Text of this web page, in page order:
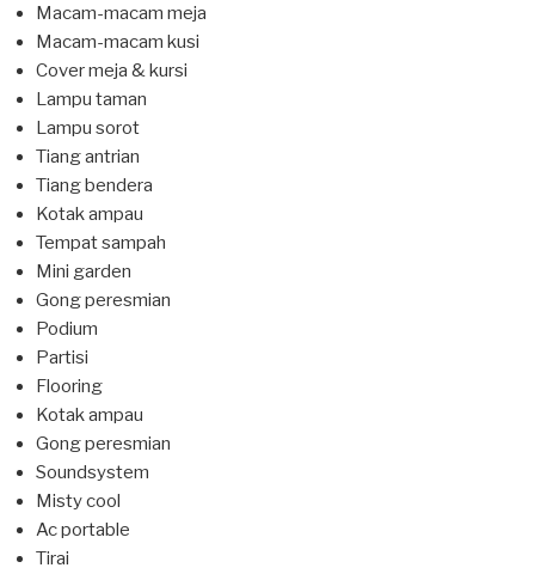
Macam-macam meja
Macam-macam kusi
Cover meja & kursi
Lampu taman
Lampu sorot
Tiang antrian
Tiang bendera
Kotak ampau
Tempat sampah
Mini garden
Gong peresmian
Podium
Partisi
Flooring
Kotak ampau
Gong peresmian
Soundsystem
Misty cool
Ac portable
Tirai